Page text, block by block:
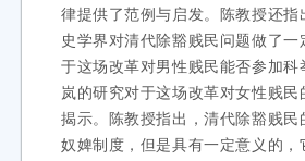
律提供了范例与启发。陈教授还指
史学界对清代除豁贱民问题做了
于这场改革对男性贱民能否参加科
岚的研究对于这场改革对女性贱民
揭示。陈教授指出，清代除豁贱民
奴婢制度，但是具有一定意义的，